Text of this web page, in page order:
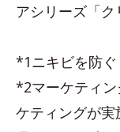
アシリーズ「ク
*1ニキビを防ぐ
*2マーケティ
ケティングが